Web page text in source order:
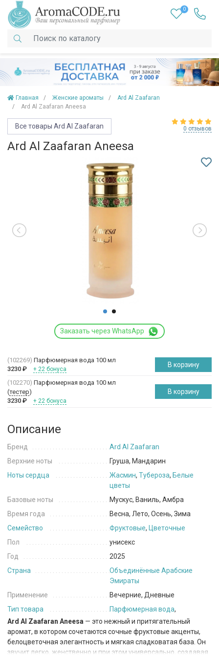
0
Главная Женские ароматы
Ard Al Zaafaran
Ard Al Zaafaran Aneesa
Все товары Ard Al Zaafaran 0 отзывов
Ard Al Zaafaran Aneesa
Заказать через WhatsApp
(102269) Парфюмерная вода 100 мл
3230 ₽ + 22 бонуса
В корзину
(102270) Парфюмерная вода 100 мл
(тестер)
3230 ₽ + 22 бонуса
В корзину
Описание
Бренд
Ard Al Zaafaran
Верхние ноты
Груша, Мандарин
Ноты сердца
Жасмин, Тубероза, Белые
цветы
Базовые ноты
Мускус, Ваниль, Амбра
Время года
Весна, Лето, Осень, Зима
Семейство
Фруктовые, Цветочные
Пол
унисекс
Год
2025
Страна
Объединённые Арабские
Эмираты
Применение
Вечерние, Дневные
Тип товара
Парфюмерная вода,
Ard Al Zaafaran Aneesa — это нежный и притягательный
аромат, в котором сочетаются сочные фруктовые акценты,
белоцветочная элегантность и мягкая сладковатая база. Он
звучит легко, женственно и при этом универсально, создавая